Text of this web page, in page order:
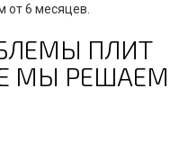
6 месяцев.
ПЛИТ
МЫ РЕШАЕМ